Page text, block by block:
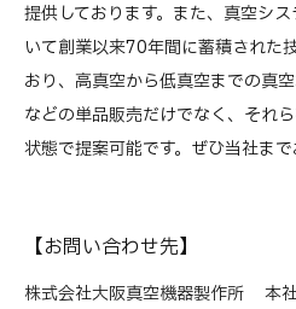
提供しております。また、真空シ
いて創業以来70年間に蓄積された
おり、高真空から低真空までの真
などの単品販売だけでなく、それ
状態で提案可能です。ぜひ当社まで
【お問い合わせ先】
株式会社大阪真空機器製作所 本